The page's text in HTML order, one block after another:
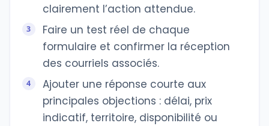
clairement l’action attendue.
Faire un test réel de chaque
formulaire et confirmer la réception
des courriels associés.
Ajouter une réponse courte aux
principales objections : délai, prix
indicatif, territoire, disponibilité ou